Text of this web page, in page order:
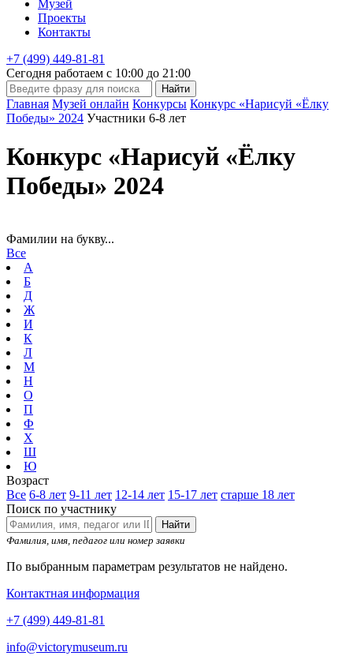
Музей
Проекты
Контакты
+7 (499) 449-81-81
Сегодня работаем с 10:00 до 21:00
Главная Музей онлайн Конкурсы Конкурс «Нарисуй «Ёлку
Победы» 2024 Участники 6-8 лет
Конкурс «Нарисуй «Ёлку
Победы» 2024
Фамилии на букву...
Все
А
Б
Д
Ж
И
К
Л
М
Н
О
П
Ф
Х
Ш
Ю
Возраст
Все 6-8 лет 9-11 лет 12-14 лет 15-17 лет старше 18 лет
Поиск по участнику
Найти
Фамилия, имя, педагог или номер заявки
По выбранным параметрам результатов не найдено.
Контактная информация
+7 (499) 449-81-81
info@victorymuseum.ru